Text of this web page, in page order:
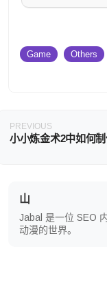
Game Others
PREVIOUS
小小炼金术2中如何
山
Jabal 是一位 SEO
动漫的世界。